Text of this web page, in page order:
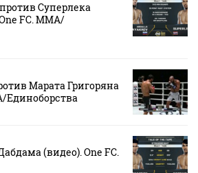
Суперлека
FC. MMA/
Марата Григоряна
Единоборства
(видео). One FC.